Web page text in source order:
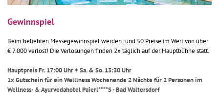
Gewinnspiel
Beim beliebten Messegewinnspiel werden rund 50 Preise im Wert von über
€ 7.000 verlost! Die Verlosungen finden 2x täglich auf der Hauptbühne statt.
Hauptpreis Fr. 17:00 Uhr + Sa. & So. 13:30 Uhr
1x Gutschein für ein Welllness Wochenende 2 Nächte für 2 Personen im
Wellness- & Ayurvedahotel Paierl****S - Bad Waltersdorf